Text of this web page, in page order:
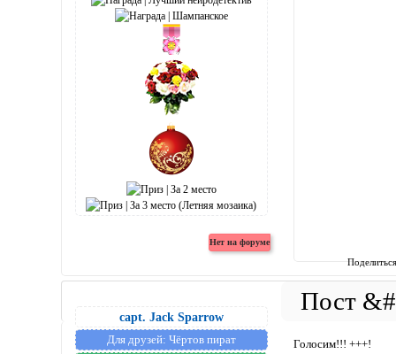
capt. Jack Sparrow
Для друзей: Чёртов пират
Голосим!!! +++!